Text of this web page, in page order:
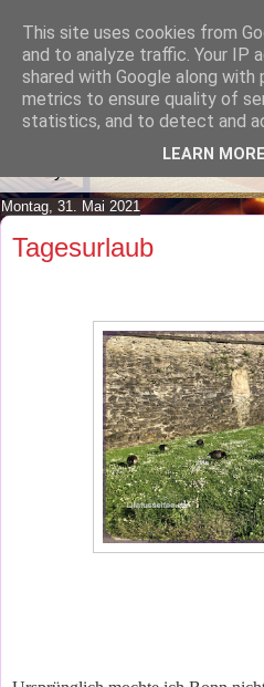
Lilafusselfee
Wohnzimmer
Mach es Dir doch gemütlich
Montag, 31. Mai 2021
Tagesurlaub
This site uses cookies from
and to analyze traffic. Your IP
shared with Google along
metrics to ensure quality of
statistics, and to detect and
LEARN MORE